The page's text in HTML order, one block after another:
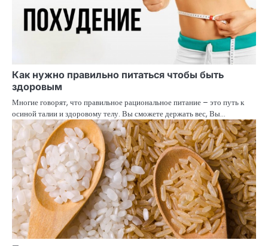
Как нужно правильно питаться чтобы быть
здоровым
Многие говорят, что правильное рациональное питание – это путь к
осиной талии и здоровому телу. Вы сможете держать вес, Вы…